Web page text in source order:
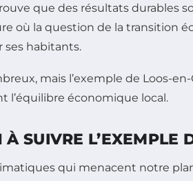
que des résultats durables
où la question de la transition
habitants.
mais l’exemple de Loos-
l’équilibre économique local.
SUIVRE L’EXEMPLE
qui menacent notre